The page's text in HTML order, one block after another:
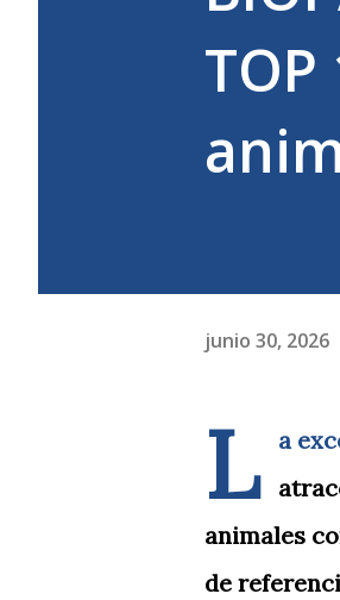
junio 30, 2026
L
a
animales
de